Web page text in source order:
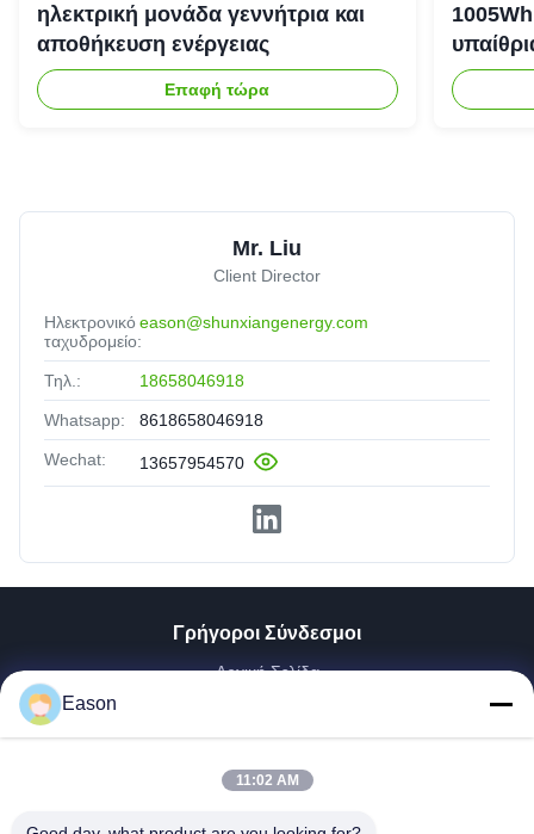
ηλεκτρική μονάδα γεννήτρια και
αποθήκευση ενέργειας
Επαφή τώρα
Mr. Liu
Client Director
Ηλεκτρονικό
ταχυδρομείο:
eason@shunxiangenergy.com
Τηλ.: 18658046918
Whatsapp: 8618658046918
Wechat: 13657954570
Γρήγοροι Σύνδεσμοι
Αρχική Σελίδα
Βίντεο
Γύρος Εργοστασίων
Ποιοτικός Έλεγχος
Eason
11:02 AM